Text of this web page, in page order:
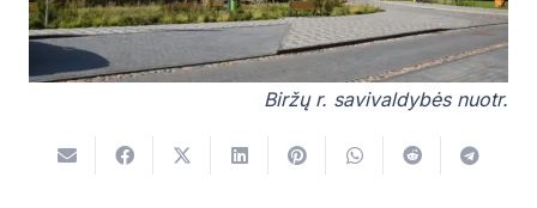
Biržų r. savivaldybės nuotr.